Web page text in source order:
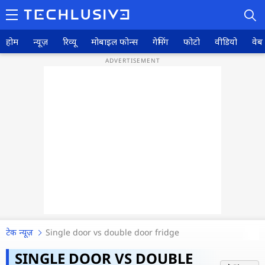
होम न्यूज़ रिव्यू मोबाइल फोन्स गेमिंग फोटो वीडियो वेब
फोटो
टेक न्यूज़ Single door vs double door fridge
SINGLE DOOR VS DOUBLE
नया फ्रिज खरीदने से पहले ये चीजें न करें